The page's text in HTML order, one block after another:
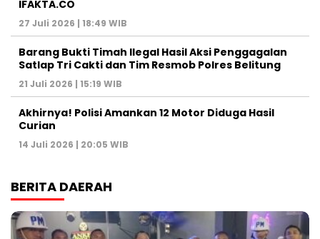
IFAKTA.CO
27 Juli 2026 | 18:49 WIB
Barang Bukti Timah Ilegal Hasil Aksi Penggagalan
Satlap Tri Cakti dan Tim Resmob Polres Belitung
21 Juli 2026 | 15:19 WIB
Akhirnya! Polisi Amankan 12 Motor Diduga Hasil
Curian
14 Juli 2026 | 20:05 WIB
BERITA DAERAH